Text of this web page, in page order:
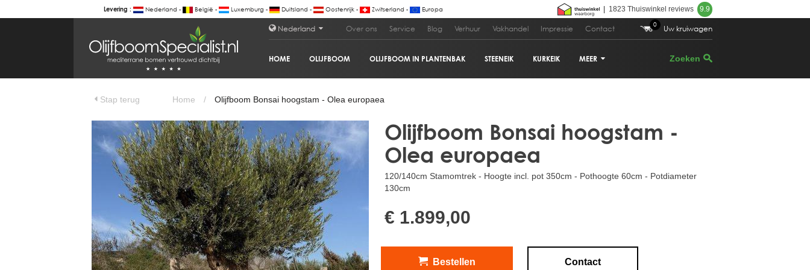
Levering : Nederland - België - Luxemburg - Duitsland - Oostenrijk - Zwitserland - Europa 1823 Thuiswinkel reviews 9.9
BOTANICALGROUP
WERKGEBIEDEN & WEBSITES
OLIJFBOOMSPECIALIST.NL
OLIJFBOOMSPECIALIST.BE
DRZEWAOLIWNE.PL
OLIVETREESPECIALIST.COM
Bomen
BOMEN.NL
GROENBLIJVENDEBOMEN.NL
GROENBLIJVENDEBOMEN.BE
PALMBOMENSPECIALIST.NL
IMMERGRUENEBAEUME.DE
Botanicalgroup
BOTANICALGROUP.EU
BOTANICALGROUP.DE
BOTANICALGROUP.BE
Nederland Over ons Service Blog Verhuur Vakhandel Impressie Contact 0 Uw kruiwagen
HOME OLIJFBOOM OLIJFBOOM IN PLANTENBAK STEENEIK KURKEIK MEER
PALMBOOM
PARASOLDEN
Olijfboom Bonsai hoogstam - Olea europaea Bestellen
€ 1.899,00
Stap terug Home / Olijfboom Bonsai hoogstam - Olea europaea
Olijfboom Bonsai hoogstam -
Olea europaea
120/140cm Stamomtrek - Hoogte incl. pot 350cm - Pothoogte 60cm - Potdiameter
130cm
€ 1.899,00
Bestellen Contact